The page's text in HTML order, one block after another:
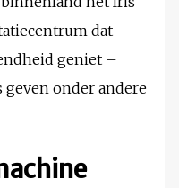
dat
geniet –
onder andere